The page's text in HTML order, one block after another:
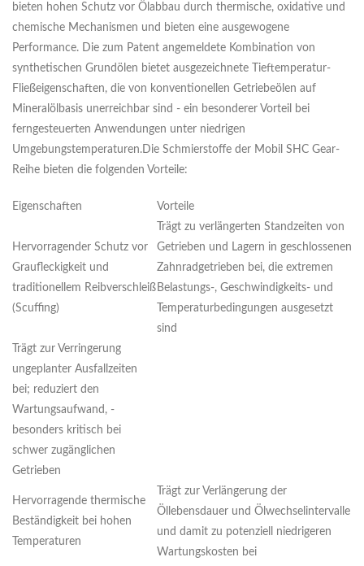
bieten hohen Schutz vor Ölabbau durch thermische, oxidative und
chemische Mechanismen und bieten eine ausgewogene
Performance. Die zum Patent angemeldete Kombination von
synthetischen Grundölen bietet ausgezeichnete Tieftemperatur-
Fließeigenschaften, die von konventionellen Getriebeölen auf
Mineralölbasis unerreichbar sind - ein besonderer Vorteil bei
ferngesteuerten Anwendungen unter niedrigen
Umgebungstemperaturen.Die Schmierstoffe der Mobil SHC Gear-
Reihe bieten die folgenden Vorteile:
Eigenschaften Vorteile
Hervorragender Schutz vor
Graufleckigkeit und
traditionellem Reibverschleiß
(Scuffing)
Trägt zu verlängerten Standzeiten von
Getrieben und Lagern in geschlossenen
Zahnradgetrieben bei, die extremen
Belastungs-, Geschwindigkeits- und
Temperaturbedingungen ausgesetzt
sind
Trägt zur Verringerung
ungeplanter Ausfallzeiten
bei; reduziert den
Wartungsaufwand, -
besonders kritisch bei
schwer zugänglichen
Getrieben
Hervorragende thermische
Beständigkeit bei hohen
Temperaturen
Trägt zur Verlängerung der
Öllebensdauer und Ölwechselintervalle
und damit zu potenziell niedrigeren
Wartungskosten bei